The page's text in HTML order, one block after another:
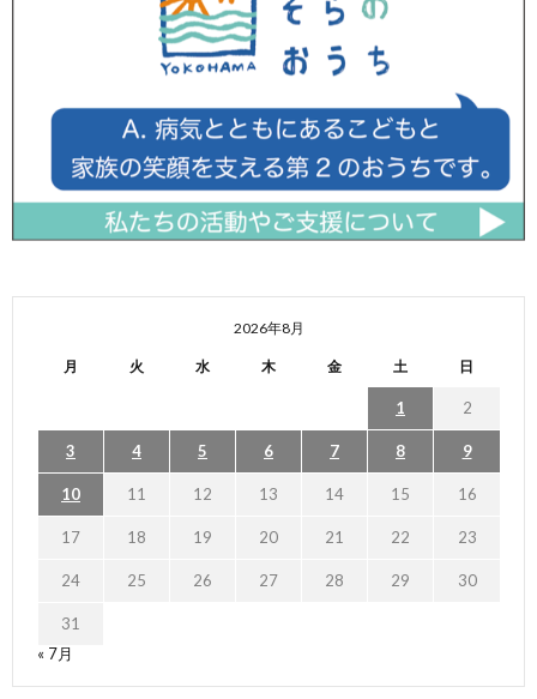
2026年8月
月 火 水 木 金 土 日
1 2
3 4 5 6 7 8 9
10 11 12 13 14 15 16
17 18 19 20 21 22 23
24 25 26 27 28 29 30
31
« 7月